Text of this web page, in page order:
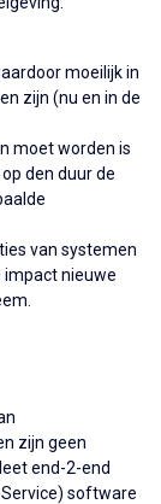
moeilijk in
zijn (nu en in de
moet worden is
den duur de
van systemen
impact nieuwe
zijn geen
end-2-end
software